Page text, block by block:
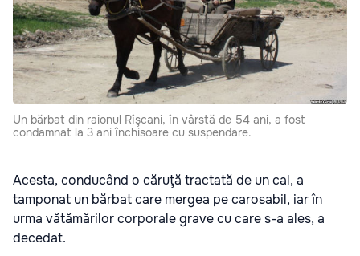
Un bărbat din raionul Rîşcani, în vârstă de 54 ani, a fost
condamnat la 3 ani închisoare cu suspendare.
Acesta, conducând o căruţă tractată de un cal, a
tamponat un bărbat care mergea pe carosabil, iar în
urma vătămărilor corporale grave cu care s-a ales, a
decedat.